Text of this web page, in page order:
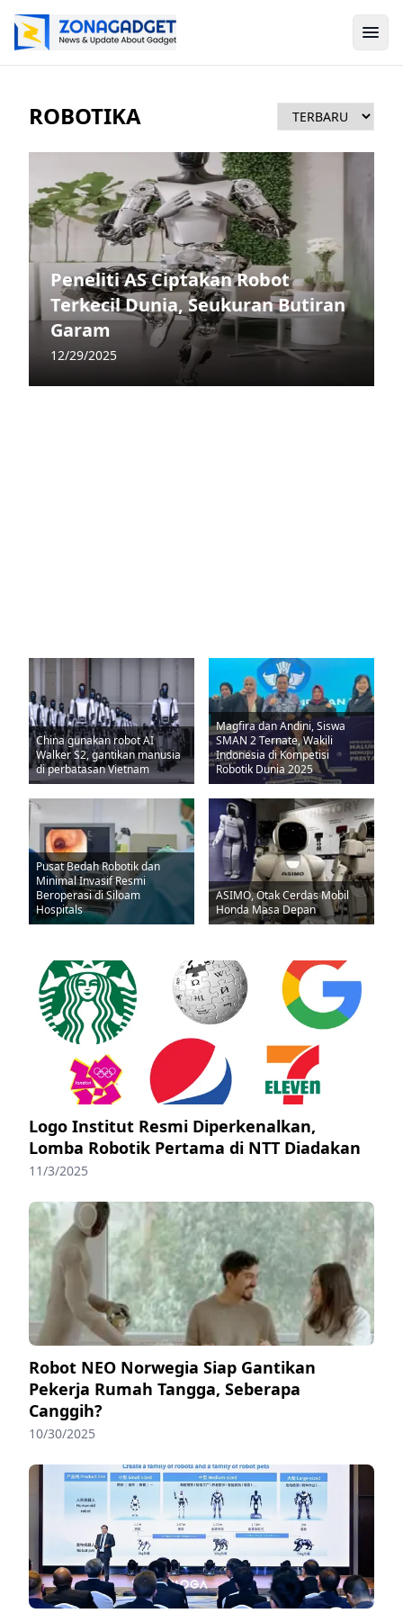
ROBOTIKA
Peneliti AS Ciptakan Robot
Terkecil Dunia, Seukuran Butiran
Garam
12/29/2025
China gunakan robot AI
Walker S2, gantikan manusia
di perbatasan Vietnam
Magfira dan Andini, Siswa
SMAN 2 Ternate, Wakili
Indonesia di Kompetisi
Robotik Dunia 2025
Pusat Bedah Robotik dan
Minimal Invasif Resmi
Beroperasi di Siloam
Hospitals
ASIMO, Otak Cerdas Mobil
Honda Masa Depan
Logo Institut Resmi Diperkenalkan,
Lomba Robotik Pertama di NTT Diadakan
11/3/2025
Robot NEO Norwegia Siap Gantikan
Pekerja Rumah Tangga, Seberapa
Canggih?
10/30/2025